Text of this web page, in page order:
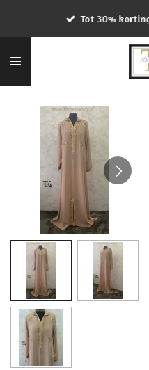
de
Tot 30%